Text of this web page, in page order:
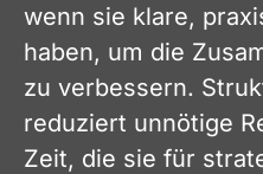
wenn sie klare,
haben, um die
zu verbessern.
reduziert unnötige
Zeit, die sie für